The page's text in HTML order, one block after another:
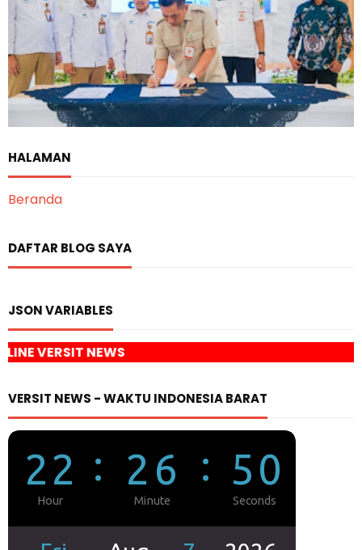
HALAMAN
Beranda
DAFTAR BLOG SAYA
JSON VARIABLES
VERSIT NEWS - WAKTU INDONESIA BARAT